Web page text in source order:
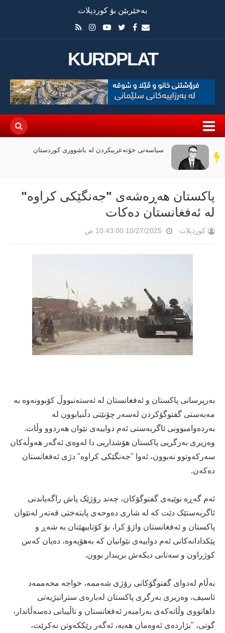
بەخێربێن بۆ کوردپلات
KURDPLAT
سەر
دێڕ
سیاسەتی خۆتەعریبکردن لە باشووری کوردستان
پاکستان هەڕەشەی "جەنگێکی کراوە"
لە ئەفغانستان دەکات
کوردپلات 10/27/2025 10:43:00 ص
بەرپرسانی پاکستان و ئەفغانستان لە ئەستەنبووڵ کۆبوونەوە بە
مەبەستی گفتوگۆکردن لەسەر چۆنێتی دڵنیابوون لە
بەردەوامبوونی ئاگربەستی ئەم دواییەی نێوان هەردوو وڵات.
وەزیری بەرگریی پاکستان هۆشداریی دا لەوەی ئەگەر هەوڵەکان
سەرکەوتوو نەبوون، ئەوا "جەنگێکی کراوە" دژی ئەفغانستان
دەکەن.
ئەم گەڕە نوێیەی گفتوگۆکان، چەند رۆژێک پاش راگەیاندنی
ئاگربەستێک دێت کە لە شاری دەوحەی پایتەختی قەتەر لەنێوان
پاکستان و ئەفغانستان واژۆ کرا، بۆ کۆتاییهێنان بە شەڕ و
پێکدادانەکانی ئەم دواییەی نێوانیان کە بەهۆیەوە، دەیان کەس
کوژراون و سەتانی دیکەش بریندار بوون.
بەڵام لەدوای گفتوگۆکانی رۆژی شەممە، خواجە محەممەد
ئاسیف، وەزیری بەرگری پاکستان لەبارەی ستراتیژیەتی
داهاتووی وڵاتەکەی بەرامبەر ئەفغانستان و تاڵیبانی دەسەڵاتدار،
گوتی، "بژاردەی ئەوەمان هەیە، ئەگەر رێککەوتن نەکرێت،